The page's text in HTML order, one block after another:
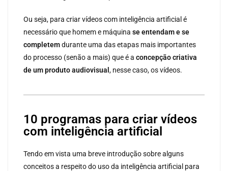
Ou seja, para criar vídeos com inteligência artificial é
necessário que homem e máquina se entendam e se
completemdurante uma das etapas mais importantes
do processo (senão a mais) que é a concepção criativa
de um produto audiovisual , nesse caso, os vídeos.
10 programas para criar vídeos
com inteligência artificial
Tendo em vista uma breve introdução sobre alguns
conceitos a respeito do uso da inteligência artificial para